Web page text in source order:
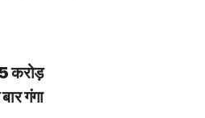
करोड़
गंगा